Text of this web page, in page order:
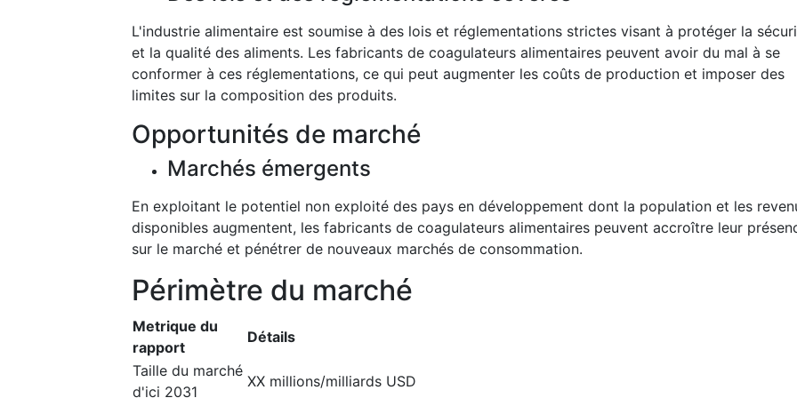
L'industrie alimentaire est soumise à des lois et réglementations strictes visant à protéger la
et la qualité des aliments. Les fabricants de coagulateurs alimentaires peuvent avoir du mal à se
conformer à ces réglementations, ce qui peut augmenter les coûts de production et imposer des
limites sur la composition des produits.
Opportunités de marché
Marchés émergents
En exploitant le potentiel non exploité des pays en développement dont la population et les
disponibles augmentent, les fabricants de coagulateurs alimentaires peuvent accroître leur
sur le marché et pénétrer de nouveaux marchés de consommation.
Périmètre du marché
Metrique du
rapport
Détails
Taille du marché
d'ici 2031
XX millions/milliards USD